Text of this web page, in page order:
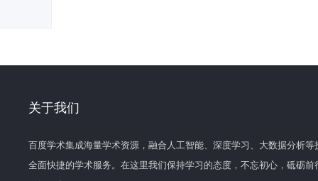
关于我们
百度学术集成海量学术资源，融合人工智能、深度学习、大数据分析
全面快捷的学术服务。在这里我们保持学习的态度，不忘初心，砥砺前